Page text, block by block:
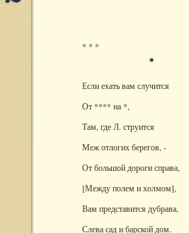
* * *
Если ехать вам случится
От **** на *,
Там, где Л. струится
Меж отлогих берегов, -
От большой дороги справа,
[Между полем и холмом],
Вам представится дубрава,
Слева сад и барской дом.